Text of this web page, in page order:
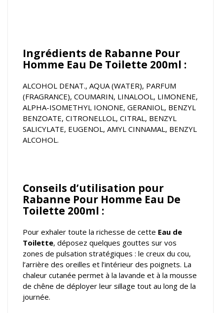
Ingrédients de Rabanne Pour
Homme Eau De Toilette 200ml :
ALCOHOL DENAT., AQUA (WATER), PARFUM
(FRAGRANCE), COUMARIN, LINALOOL, LIMONENE,
ALPHA-ISOMETHYL IONONE, GERANIOL, BENZYL
BENZOATE, CITRONELLOL, CITRAL, BENZYL
SALICYLATE, EUGENOL, AMYL CINNAMAL, BENZYL
ALCOHOL.
Conseils d’utilisation pour
Rabanne Pour Homme Eau De
Toilette 200ml :
Pour exhaler toute la richesse de cette Eau de
Toilette, déposez quelques gouttes sur vos
zones de pulsation stratégiques : le creux du cou,
l’arrière des oreilles et l’intérieur des poignets. La
chaleur cutanée permet à la lavande et à la mousse
de chêne de déployer leur sillage tout au long de la
journée.